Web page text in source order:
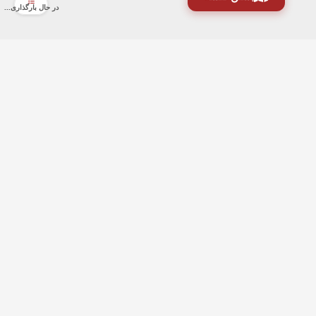
در حال بارگذاری...